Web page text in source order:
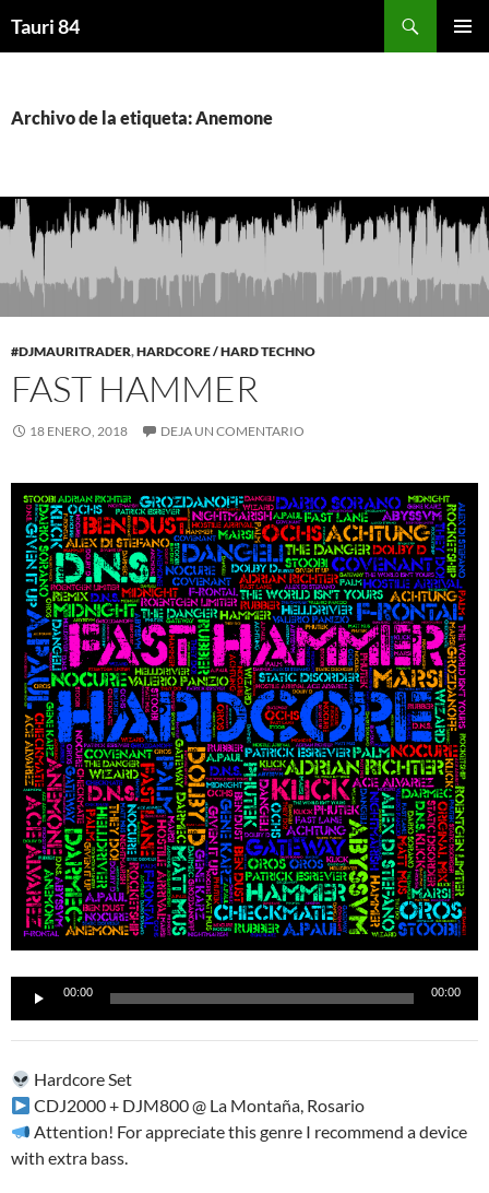
Tauri 84
Archivo de la etiqueta: Anemone
#DJMAURITRADER,HARDCORE / HARD TECHNO
FAST HAMMER
18 ENERO, 2018 DEJA UN COMENTARIO
Reproductor
audio
00:00 00:00
Hardcore Set
CDJ2000 + DJM800 @ La Montaña, Rosario
Attention! For appreciate this genre I recommend a device
with extra bass.